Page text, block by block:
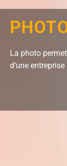
La photo
d’une